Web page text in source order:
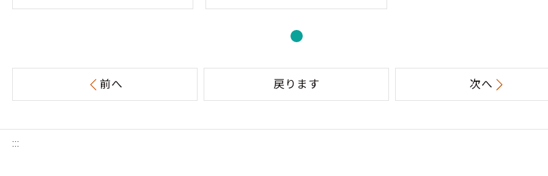
前へ 戻ります 次へ
:::